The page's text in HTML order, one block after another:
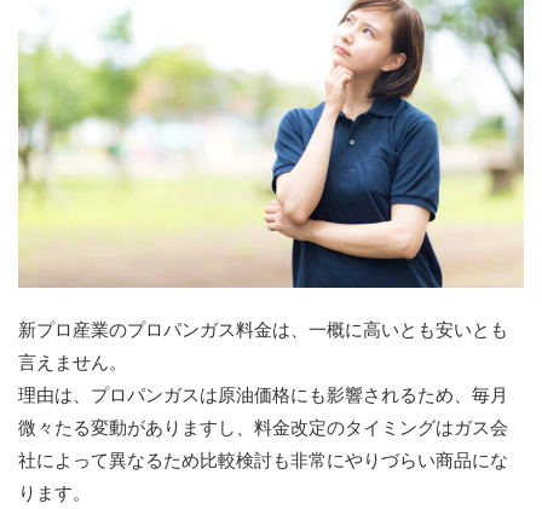
新プロ産業のプロパンガス料金は、一概に高いとも安いとも
言えません。
理由は、プロパンガスは原油価格にも影響されるため、毎月
微々たる変動がありますし、料金改定のタイミングはガス会
社によって異なるため比較検討も非常にやりづらい商品にな
ります。